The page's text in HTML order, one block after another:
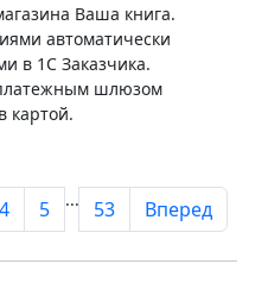
Ваша книга.
автоматически
в 1С Заказчика.
шлюзом
картой.
4 5 ... 53 Вперед